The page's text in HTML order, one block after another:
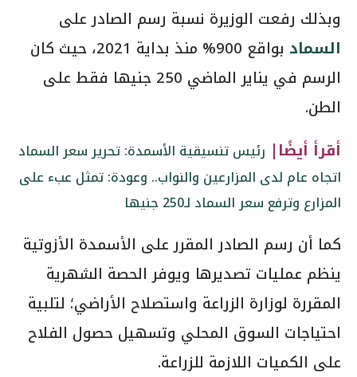
وبذلك رفعت الوزيرة نسبة رسم الصادر على
السماد
بواقع 900% منذ بداية 2021، حيث كان
الرسم في يناير الماضي 250 جنيها فقط على
الطن.
أقرأ أيضًا| رئيس تنسيقية الأسمدة: تحرير سعر السماد
اتجاه عام لدى المزارعين والنواب.. وعودة: تمثل عبء على
المزارع وترفع سعر السماد لـ250 جنيها
كما أن رسم الصادر المقرر على الأسمدة الأزوتية
ينظم عمليات تصديرها ويوفر الحصة الشهرية
المقررة لوزارة الزراعة واستصلاح الأراضي؛ لتلبية
احتياجات السوق المحلي وتسهيل حصول الفلاح
على الكميات اللازمة للزراعة.